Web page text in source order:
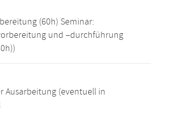
(60h) Seminar:
und –durchführung
(eventuell in